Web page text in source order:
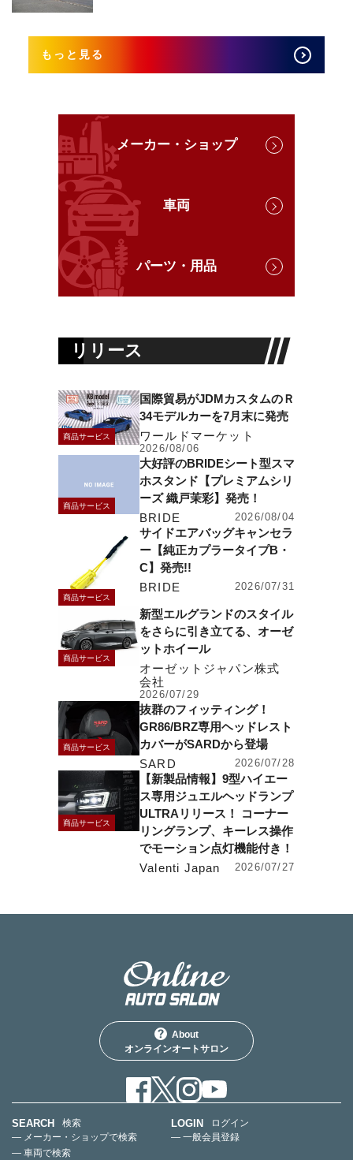
もっと見る
メーカー・ショップ
車両
パーツ・用品
リリース
商品サービス
国際貿易がJDMカスタムのＲ
34モデルカーを7月末に発売
ワールドマーケット
2026/08/06
商品サービス
大好評のBRIDEシート型スマ
ホスタンド【プレミアムシリ
ーズ 織戸茉彩】発売！
BRIDE
2026/08/04
商品サービス
サイドエアバッグキャンセラ
ー【純正カプラータイプB・
C】発売!!
BRIDE
2026/07/31
商品サービス
新型エルグランドのスタイル
をさらに引き立てる、オーゼ
ットホイール
オーゼットジャパン株式
会社
2026/07/29
商品サービス
抜群のフィッティング！
GR86/BRZ専用ヘッドレスト
カバーがSARDから登場
SARD
2026/07/28
商品サービス
【新製品情報】9型ハイエー
ス専用ジュエルヘッドランプ
ULTRAリリース！ コーナー
リングランプ、キーレス操作
でモーション点灯機能付き！
Valenti Japan
2026/07/27
About
オンラインオートサロン
SEARCH
検索
— メーカー・ショップで検索
— 車両で検索
LOGIN
ログイン
— 一般会員登録